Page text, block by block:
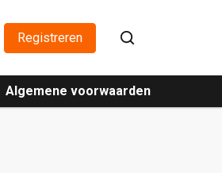
Registreren
Algemene voorwaarden